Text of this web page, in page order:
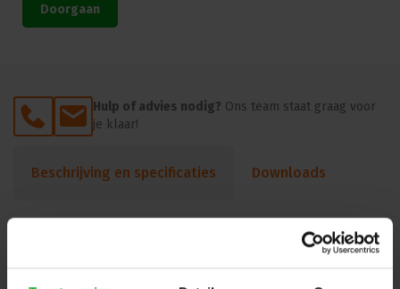
Doorgaan
Beschrijving en specificaties Downloads
Hulp of advies nodig? Ons team staat graag voor
je klaar!